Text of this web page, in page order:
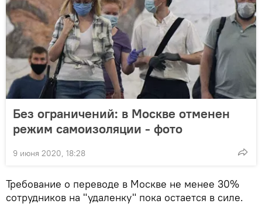
Без ограничений: в Москве отменен
режим самоизоляции - фото
9 июня 2020, 18:28
Требование о переводе в Москве не менее 30%
сотрудников на "удаленку" пока остается в силе.